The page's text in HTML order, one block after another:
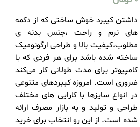
داشتن کیبرد خوش ساختی که از دکمه
های نرم و راحت ،جنس بدنه ی
مطلوب،کیفیت بالا و طراحی ارگونومیک
ساخته شده باشد برای هر فردی که با
کامپیوتر برای مدت طولانی کار می‌کند
ضروری است. امروزه کیبردهای متنوعی
در انواع سایزها با کارایی های مختلف
طراحی و تولید و به بازار مصرف ارائه
شده است. از این رو انتخاب برای خرید